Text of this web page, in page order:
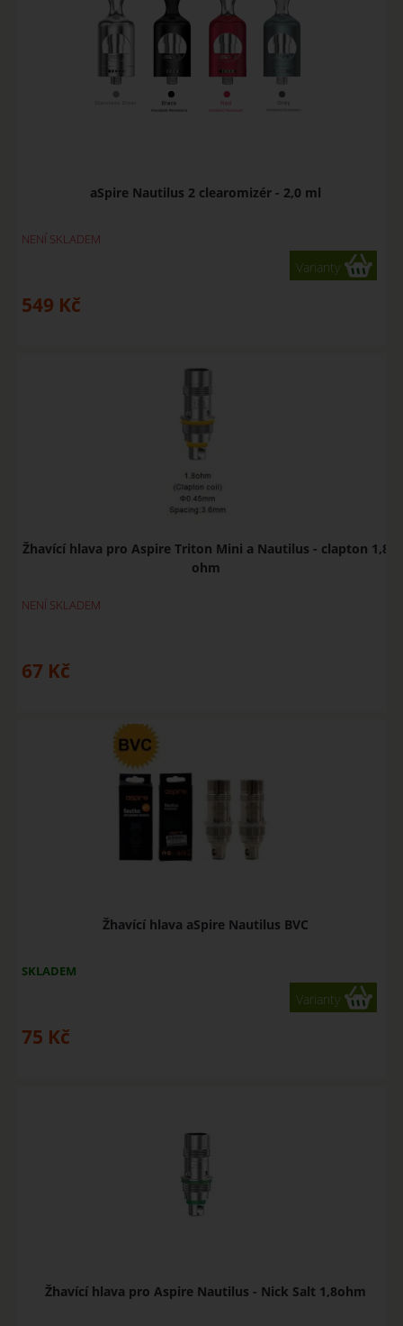
aSpire Nautilus 2 clearomizér - 2,0 ml
NENÍ SKLADEM
Varianty
549 Kč
Žhavící hlava pro Aspire Triton Mini a Nautilus - clapton 1,8
ohm
NENÍ SKLADEM
67 Kč
Žhavící hlava aSpire Nautilus BVC
SKLADEM
Varianty
75 Kč
Žhavící hlava pro Aspire Nautilus - Nick Salt 1,8ohm